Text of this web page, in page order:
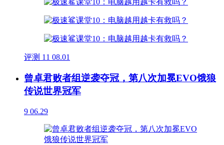
评测 11 08.01
曾卓君败者组逆袭夺冠，第八次加冕EVO饿狼
传说世界冠军
9 06.29